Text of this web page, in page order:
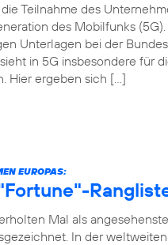
Teilnahme des
des Mobilfunks
Unterlagen bei der
in 5G insbesondere für
Hier ergeben sich […]
EUROPAS:
Mal als
In der